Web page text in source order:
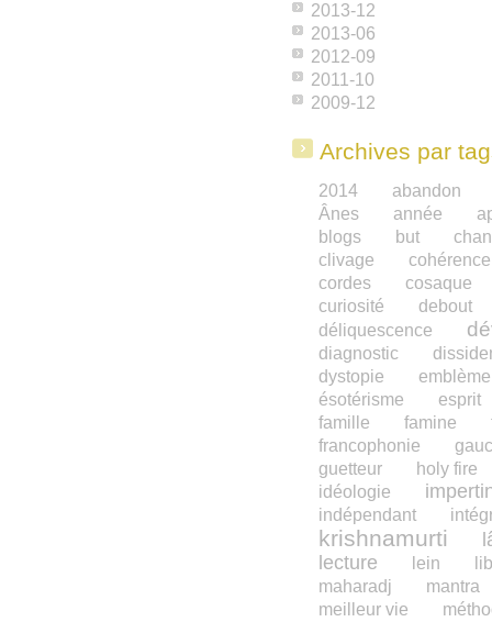
2013-12
2013-06
2012-09
2011-10
2009-12
Archives par
2014
abandon
Ânes
année
blogs
but
clivage
cordes
cosaque
curiosité
debout
déliquescence
diagnostic
dystopie
emblème
ésotérisme
esprit
famille
famine
francophonie
guetteur
holy fire
idéologie
indépendant
krishnamurti
lecture
lein
maharadj
mantra
meilleur vie